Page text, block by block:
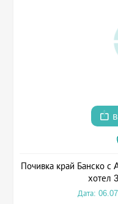
Почивка край Банско
хотел
Дата: